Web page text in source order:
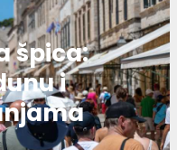
špica:
i